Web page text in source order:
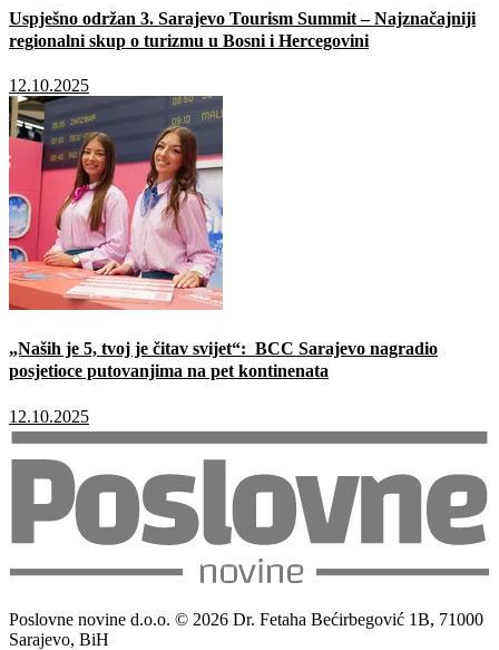
Uspješno održan 3. Sarajevo Tourism Summit – Najznačajniji
regionalni skup o turizmu u Bosni i Hercegovini
12.10.2025
„Naših je 5, tvoj je čitav svijet“: BCC Sarajevo nagradio
posjetioce putovanjima na pet kontinenata
12.10.2025
Poslovne novine d.o.o. © 2026 Dr. Fetaha Bećirbegović 1B, 71000
Sarajevo, BiH